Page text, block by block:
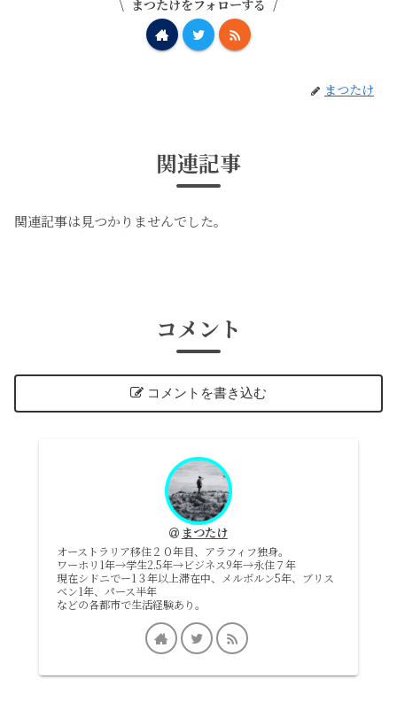
まつたけをフォローする
まつたけ
関連記事
関連記事は見つかりませんでした。
コメント
コメントを書き込む
まつたけ
オーストラリア移住２０年目、アラフィフ独身。
ワーホリ1年→学生2.5年→ビジネス9年→永住７年
現在シドニでー1３年以上滞在中、メルボルン5年、ブリス
ベン1年、パース半年
などの各都市で生活経験あり。